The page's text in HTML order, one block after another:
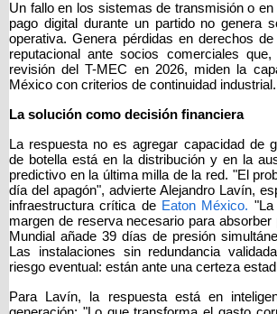
Un fallo en los sistemas de transmisión o
pago digital durante un partido no genera
operativa. Genera pérdidas en derechos
reputacional ante socios comerciales
revisión del T-MEC en 2026, miden la
México con criterios de continuidad industrial.
La solución como decisión financiera
La respuesta no es agregar capacidad de
de botella está en la distribución y en la
predictivo en la última milla de la red. "El
día del apagón", advierte Alejandro Lavín,
infraestructura crítica de Eaton México.
margen de reserva necesario para absorber
Mundial añade 39 días de presión
Las instalaciones sin redundancia
riesgo eventual: están ante una certeza
Para Lavín, la respuesta está en